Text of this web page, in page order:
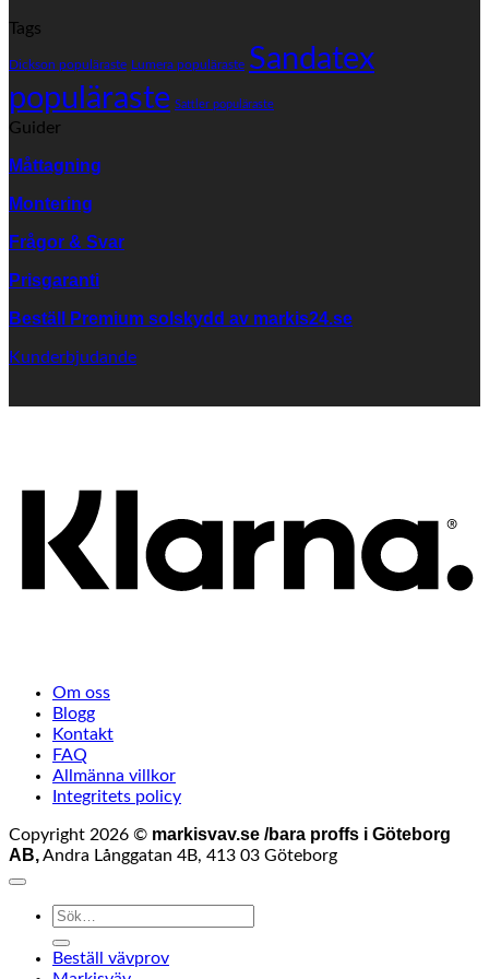
SANDATEX?
Tags
Dickson populäraste Lumera populäraste Sandatex
populäraste Sattler populäraste
Guider
Måttagning
Montering
Frågor & Svar
Prisgaranti
Beställ Premium solskydd av markis24.se
Kunderbjudande
Om oss
Blogg
Kontakt
FAQ
Allmänna villkor
Integritets policy
Copyright 2026 © markisvav.se /bara proffs i Göteborg
AB,Andra Långgatan 4B, 413 03 Göteborg
Sök
Beställ vävprov